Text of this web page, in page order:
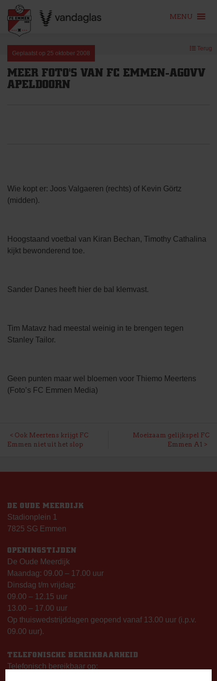
content
MENU
Geplaatst op 25 oktober 2008
Terug
MEER FOTO'S VAN FC EMMEN-AGOVV
APELDOORN
Wie kopt er: Joos Valgaeren (rechts) of Kevin Görtz
(midden).
Hoogstaand voetbal van Kiran Bechan, Timothy Cathalina
kijkt bewonderend toe.
Sander Danes heeft hier de bal klemvast.
Tim Matavz had meestal weinig in te brengen tegen
Stanley Tailor.
Geen punten maar wel bloemen voor Thiemo Meertens
(Foto’s FC Emmen Media)
BERICHT
Ook Meertens krijgt FC
Emmen niet uit het slop
Moeizaam gelijkspel FC
Emmen A1
DE OUDE MEERDIJK
Stadionplein 1
7825 SG Emmen
OPENINGSTIJDEN
De Oude Meerdijk
Maandag: 09.00 – 17.00 uur
Dinsdag t/m vrijdag:
09.00 – 12.15 uur
13.00 – 17.00 uur
Op thuiswedstrijddagen geopend vanaf 13.00 uur (i.p.v.
09.00 uur).
TELEFONISCHE BEREIKBAARHEID
Telefonisch bereikbaar op: